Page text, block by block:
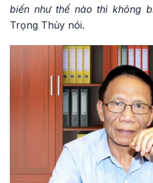
biến như thế nào thì không
Trọng Thủy nói.